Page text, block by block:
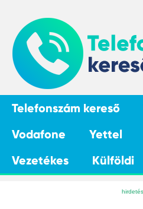
Telefonszám kereső
Vodafone
Yettel
Vezetékes
Külföldi